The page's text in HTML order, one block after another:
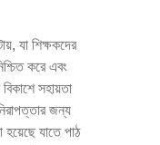
যা শিক্ষকদের
করে এবং
সহায়তা
জন্য
যাতে পাঠ